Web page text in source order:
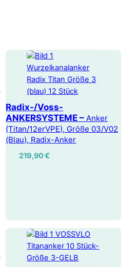
Radix-/Voss-
ANKERSYSTEME –Anker
(Titan/12erVPE), Größe 03/V02
(Blau), Radix-Anker
219,90€